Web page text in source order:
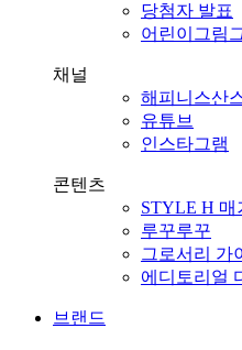
당첨자 발표
어린이그림
채널
해피니스산
유튜브
인스타그램
콘텐츠
STYLE H 매
루꾸루꾸
그로서리 가
에디토리얼
브랜드